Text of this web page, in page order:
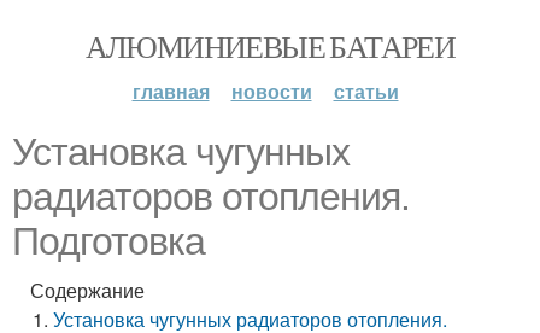
АЛЮМИНИЕВЫЕ БАТАРЕИ
главная новости статьи
Установка чугунных
радиаторов отопления.
Подготовка
Содержание
Установка чугунных радиаторов отопления.